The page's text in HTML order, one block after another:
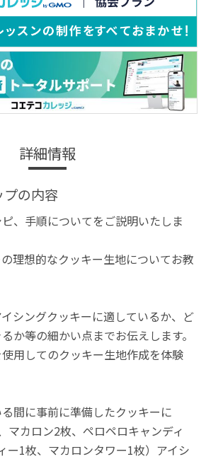
詳細情報
の内容
、手順についてをご説明いたしま
理想的なクッキー生地についてお教
シングクッキーに適しているか、ど
か等の細かい点までお伝えします。
用してのクッキー生地作成を体験
間に事前に準備したクッキーに
マカロン2枚、ペロペロキャンディ
ー1枚、マカロンタワー1枚）アイシ